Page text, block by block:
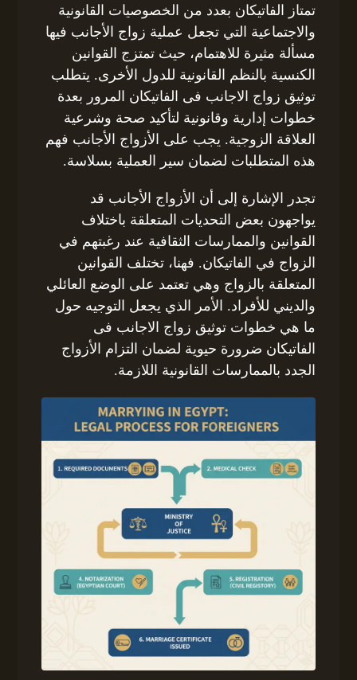
تمتاز الفاتيكان بعدد من الخصوصيات القانونية
والاجتماعية التي تجعل عملية زواج الأجانب فيها
مسألة مثيرة للاهتمام، حيث تمتزج القوانين
الكنسية بالنظم القانونية للدول الأخرى. يتطلب
توثيق زواج الاجانب فى الفاتيكان المرور بعدة
خطوات إدارية وقانونية لتأكيد صحة وشرعية
العلاقة الزوجية. يجب على الأزواج الأجانب فهم
هذه المتطلبات لضمان سير العملية بسلاسة.
تجدر الإشارة إلى أن الأزواج الأجانب قد
يواجهون بعض التحديات المتعلقة باختلاف
القوانين والممارسات الثقافية عند رغبتهم في
الزواج في الفاتيكان. فهنا، تختلف القوانين
المتعلقة بالزواج وهي تعتمد على الوضع العائلي
والديني للأفراد. الأمر الذي يجعل التوجيه حول
ما هي خطوات توثيق زواج الاجانب فى
الفاتيكان ضرورة حيوية لضمان التزام الأزواج
الجدد بالممارسات القانونية اللازمة.